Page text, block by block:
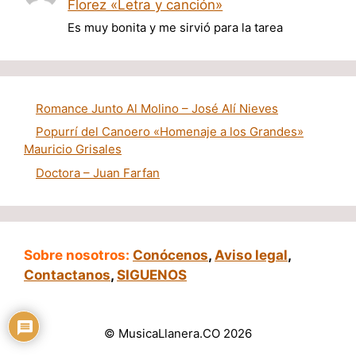
Florez «Letra y canción»
Es muy bonita y me sirvió para la tarea
Romance Junto Al Molino – José Alí Nieves
Popurrí del Canoero «Homenaje a los Grandes»
Mauricio Grisales
Doctora – Juan Farfan
Sobre nosotros: Conócenos, Aviso legal,
Contactanos, SIGUENOS
© MusicaLlanera.CO 2026